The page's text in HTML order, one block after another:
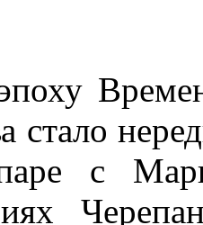
стало
с